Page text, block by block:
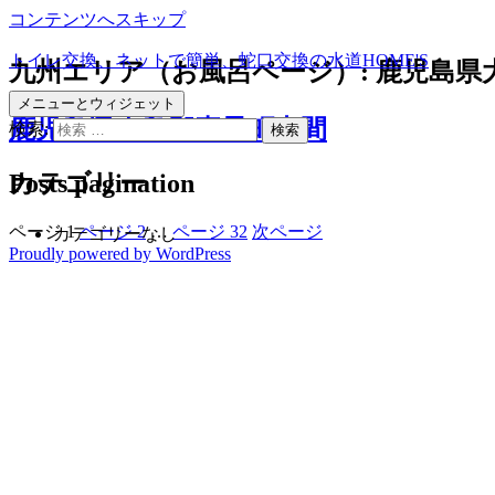
コンテンツへスキップ
トイレ交換、ネットで簡単、蛇口交換の水道HOME'S
メニューとウィジェット
検索:
カテゴリー
カテゴリーなし
九州エリア（お風呂ページ）:鹿児島県
鹿児島県大島郡喜界町中間
Posts pagination
ページ1 ページ2 … ページ 32 次ページ
Proudly powered by WordPress